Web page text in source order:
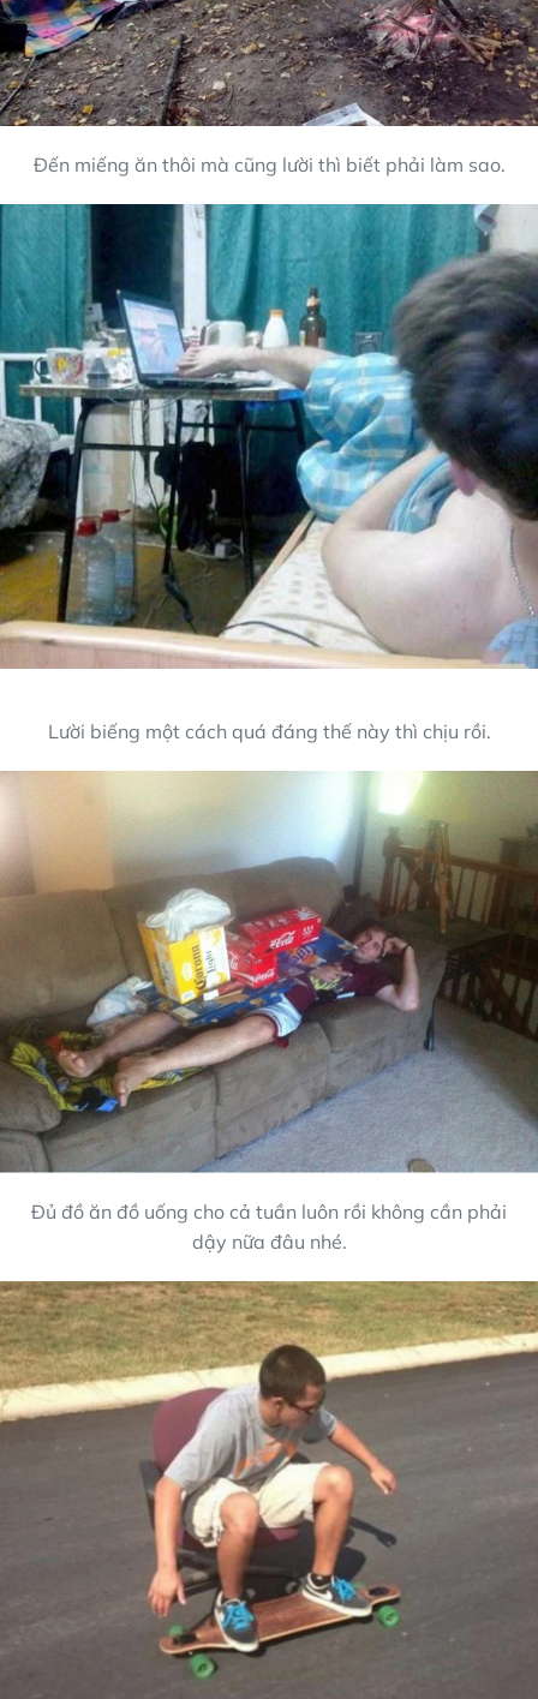
Đến miếng ăn thôi mà cũng lười thì biết phải làm sao.
Lười biếng một cách quá đáng thế này thì chịu rồi.
Đủ đồ ăn đồ uống cho cả tuần luôn rồi không cần phải
dậy nữa đâu nhé.